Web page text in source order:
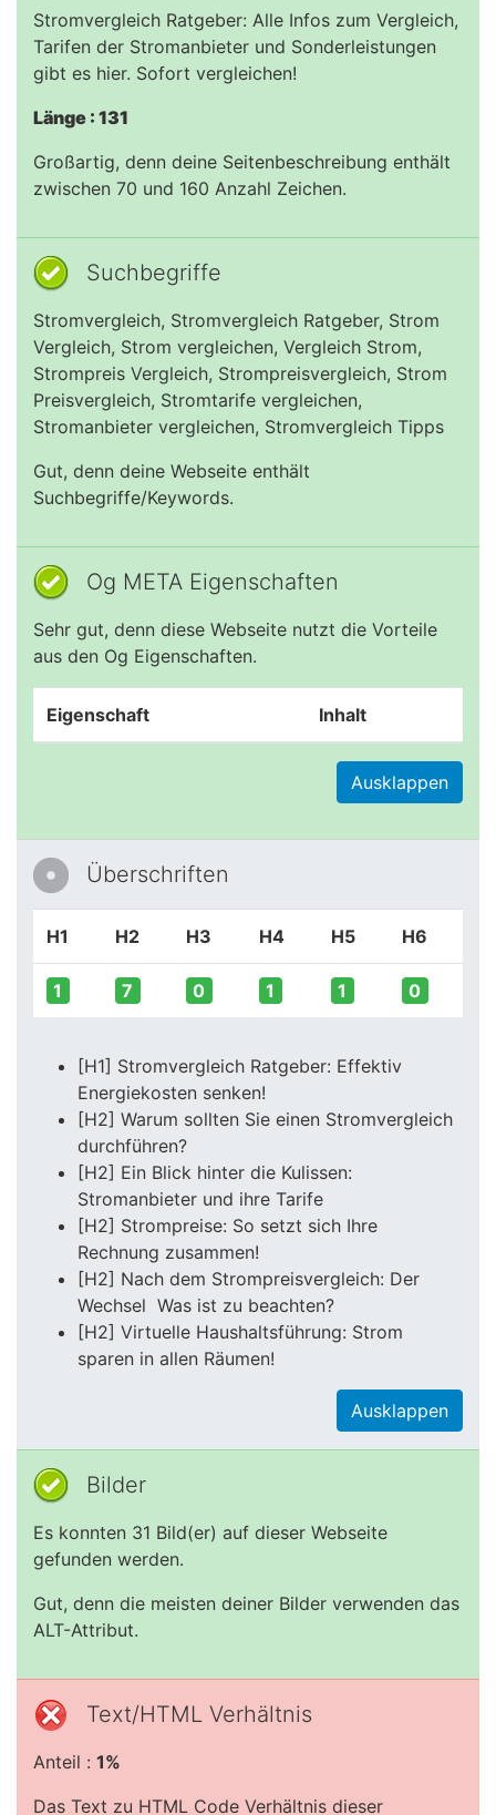
Stromvergleich Ratgeber: Alle Infos zum Vergleich,
Tarifen der Stromanbieter und Sonderleistungen
gibt es hier. Sofort vergleichen!
Länge : 131
Großartig, denn deine Seitenbeschreibung enthält
zwischen 70 und 160 Anzahl Zeichen.
Suchbegriffe
Stromvergleich, Stromvergleich Ratgeber, Strom
Vergleich, Strom vergleichen, Vergleich Strom,
Strompreis Vergleich, Strompreisvergleich, Strom
Preisvergleich, Stromtarife vergleichen,
Stromanbieter vergleichen, Stromvergleich Tipps
Gut, denn deine Webseite enthält
Suchbegriffe/Keywords.
Og META Eigenschaften
Sehr gut, denn diese Webseite nutzt die Vorteile
aus den Og Eigenschaften.
Eigenschaft Inhalt
Ausklappen
Überschriften
H1 H2 H3 H4 H5 H6
1 7 0 1 1 0
[H1] Stromvergleich Ratgeber: Effektiv
Energiekosten senken!
[H2] Warum sollten Sie einen Stromvergleich
durchführen?
[H2] Ein Blick hinter die Kulissen:
Stromanbieter und ihre Tarife
[H2] Strompreise: So setzt sich Ihre
Rechnung zusammen!
[H2] Nach dem Strompreisvergleich: Der
Wechsel  Was ist zu beachten?
[H2] Virtuelle Haushaltsführung: Strom
sparen in allen Räumen!
Ausklappen
Bilder
Es konnten 31 Bild(er) auf dieser Webseite
gefunden werden.
Gut, denn die meisten deiner Bilder verwenden das
ALT-Attribut.
Text/HTML Verhältnis
Anteil : 1%
Das Text zu HTML Code Verhältnis dieser